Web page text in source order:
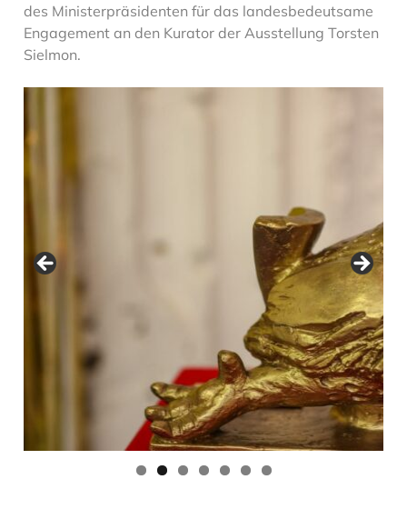
des Ministerpräsidenten für das landesbedeutsame
Engagement an den Kurator der Ausstellung Torsten
Sielmon.